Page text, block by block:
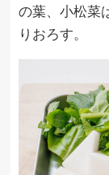
の葉、小松菜
りおろす。